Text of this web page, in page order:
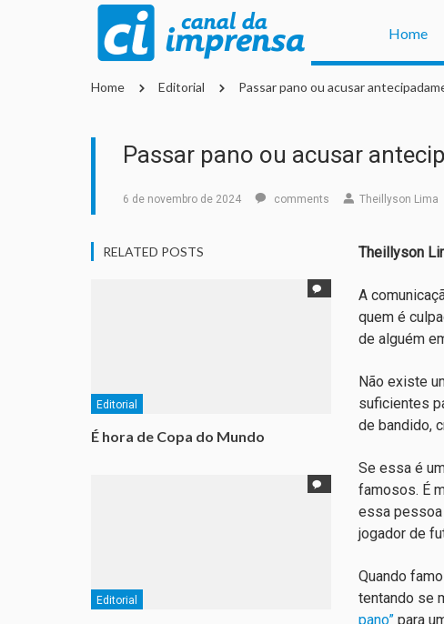
Home
Home Editorial Passar pano ou acusar
Passar pano ou acusar
6 de novembro de 2024 comments Theillyson Lima
Theillyson
A
quem é
de alguém
Não existe
suficientes
de bandido,
Se essa é
famosos. É
essa pessoa
jogador de
Quando
tentando se
pano”para
RELATED POSTS
Editorial
É hora de Copa do Mundo
Editorial